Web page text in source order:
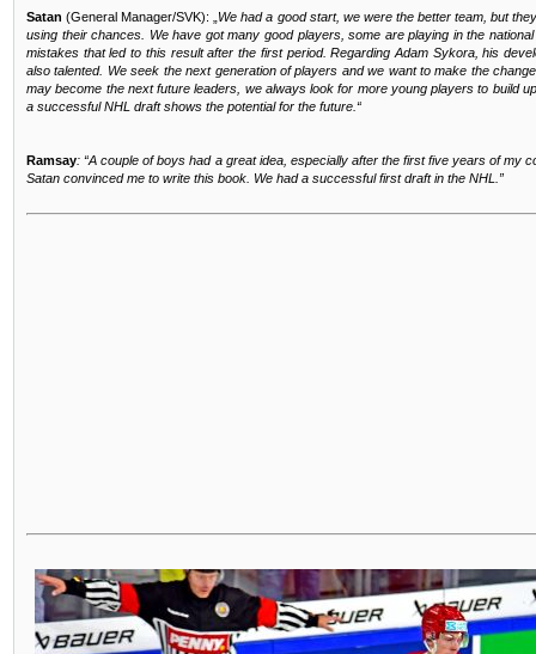
Satan(General Manager/SVK): „ We had a good start, we were the better team, but
using their chances. We have got many good players, some are playing in the
mistakes that led to this result after the first period. Regarding Adam Sykora, his
also talented. We seek the next generation of players and we want to make the
may become the next future leaders, we always look for more young players to build
a successful NHL draft shows the potential for the future.“
Ramsay: “A couple of boys had a great idea, especially after the first five years of my
Satan convinced me to write this book. We had a successful first draft in the NHL.”